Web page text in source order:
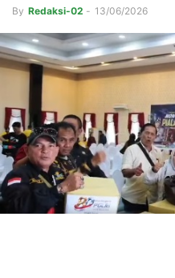
By Redaksi-02 - 13/06/2026